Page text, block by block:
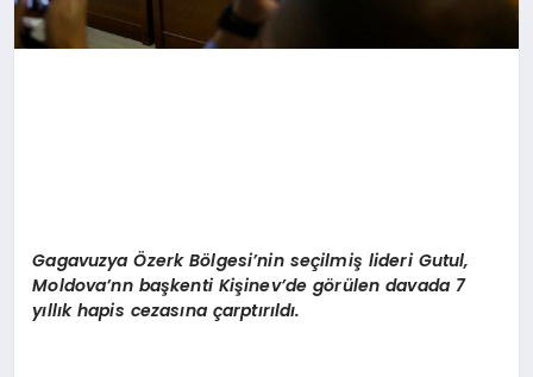
Gagavuzya Özerk Bölgesi’nin seçilmiş lideri Gutul,
Moldova’nn başkenti Kişinev’de görülen davada 7
yıllık hapis cezasına çarptırıldı.